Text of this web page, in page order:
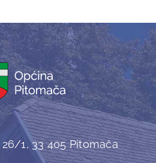
1, 33 405 Pitomača